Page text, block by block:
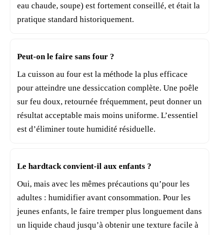
eau chaude, soupe) est fortement conseillé, et était la
pratique standard historiquement.
Peut-on le faire sans four ?
La cuisson au four est la méthode la plus efficace
pour atteindre une dessiccation complète. Une poêle
sur feu doux, retournée fréquemment, peut donner un
résultat acceptable mais moins uniforme. L’essentiel
est d’éliminer toute humidité résiduelle.
Le hardtack convient-il aux enfants ?
Oui, mais avec les mêmes précautions qu’pour les
adultes : humidifier avant consommation. Pour les
jeunes enfants, le faire tremper plus longuement dans
un liquide chaud jusqu’à obtenir une texture facile à